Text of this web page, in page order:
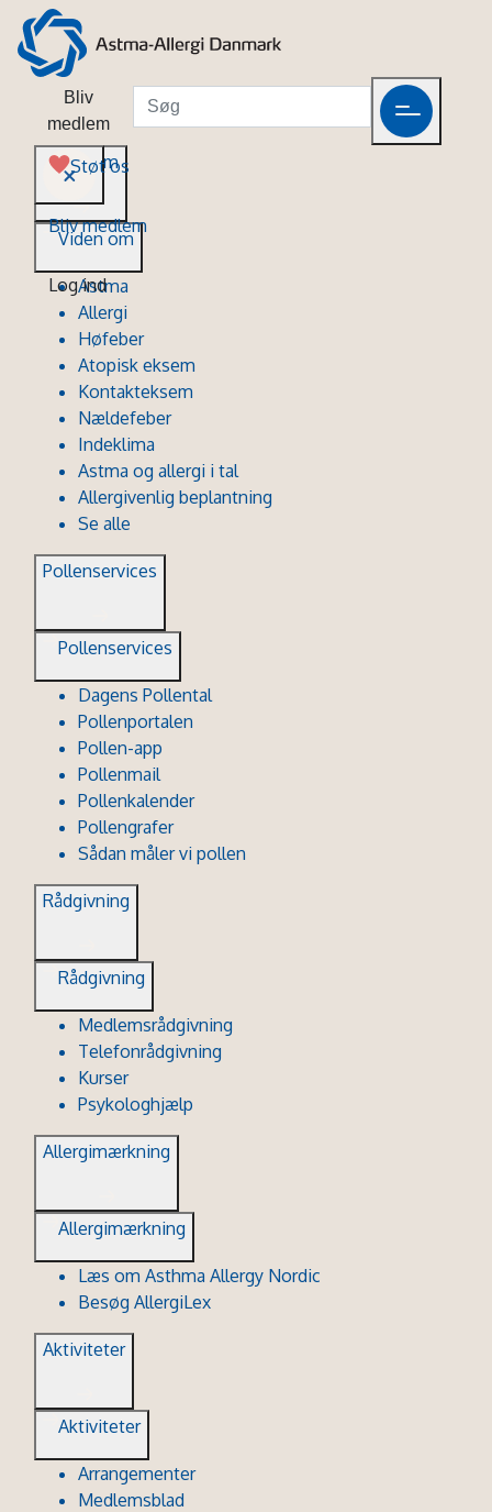
Bliv
medlem
Støt os
Bliv medlem
Log ind
Viden om
Viden om
Astma
Allergi
Høfeber
Atopisk eksem
Kontakteksem
Nældefeber
Indeklima
Astma og allergi i tal
Allergivenlig beplantning
Se alle
Pollenservices
Pollenservices
Dagens Pollental
Pollenportalen
Pollen-app
Pollenmail
Pollenkalender
Pollengrafer
Sådan måler vi pollen
Rådgivning
Rådgivning
Medlemsrådgivning
Telefonrådgivning
Kurser
Psykologhjælp
Allergimærkning
Allergimærkning
Læs om Asthma Allergy Nordic
Besøg AllergiLex
Aktiviteter
Aktiviteter
Arrangementer
Medlemsblad